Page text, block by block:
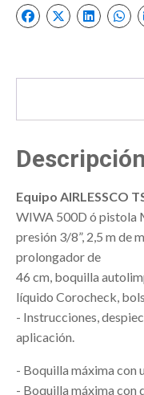
Descripción
Equipo AIRLESSCO
WIWA 500D ó pistola
presión 3/8”, 2,5 m de
prolongador de
46 cm, boquilla
líquido Corocheck,
- Instrucciones,
aplicación.
- Boquilla máxima con
- Boquilla máxima con